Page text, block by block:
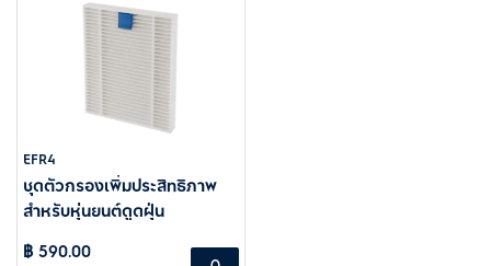
EFR4
ชุดตัวกรองเพิ่มประสิทธิภาพ
สำหรับหุ่นยนต์ดูดฝุ่น
฿ 590.00